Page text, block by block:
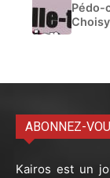
Pédo-
ABONNEZ-
Kairos est un